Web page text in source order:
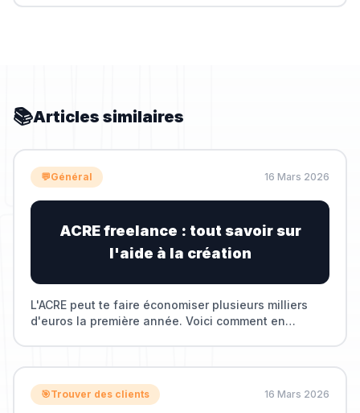
📚Articles similaires
💬Général 16 Mars 2026
ACRE freelance : tout savoir sur
l'aide à la création
L'ACRE peut te faire économiser plusieurs milliers
d'euros la première année. Voici comment en
🎯Trouver des clients 16 Mars 2026